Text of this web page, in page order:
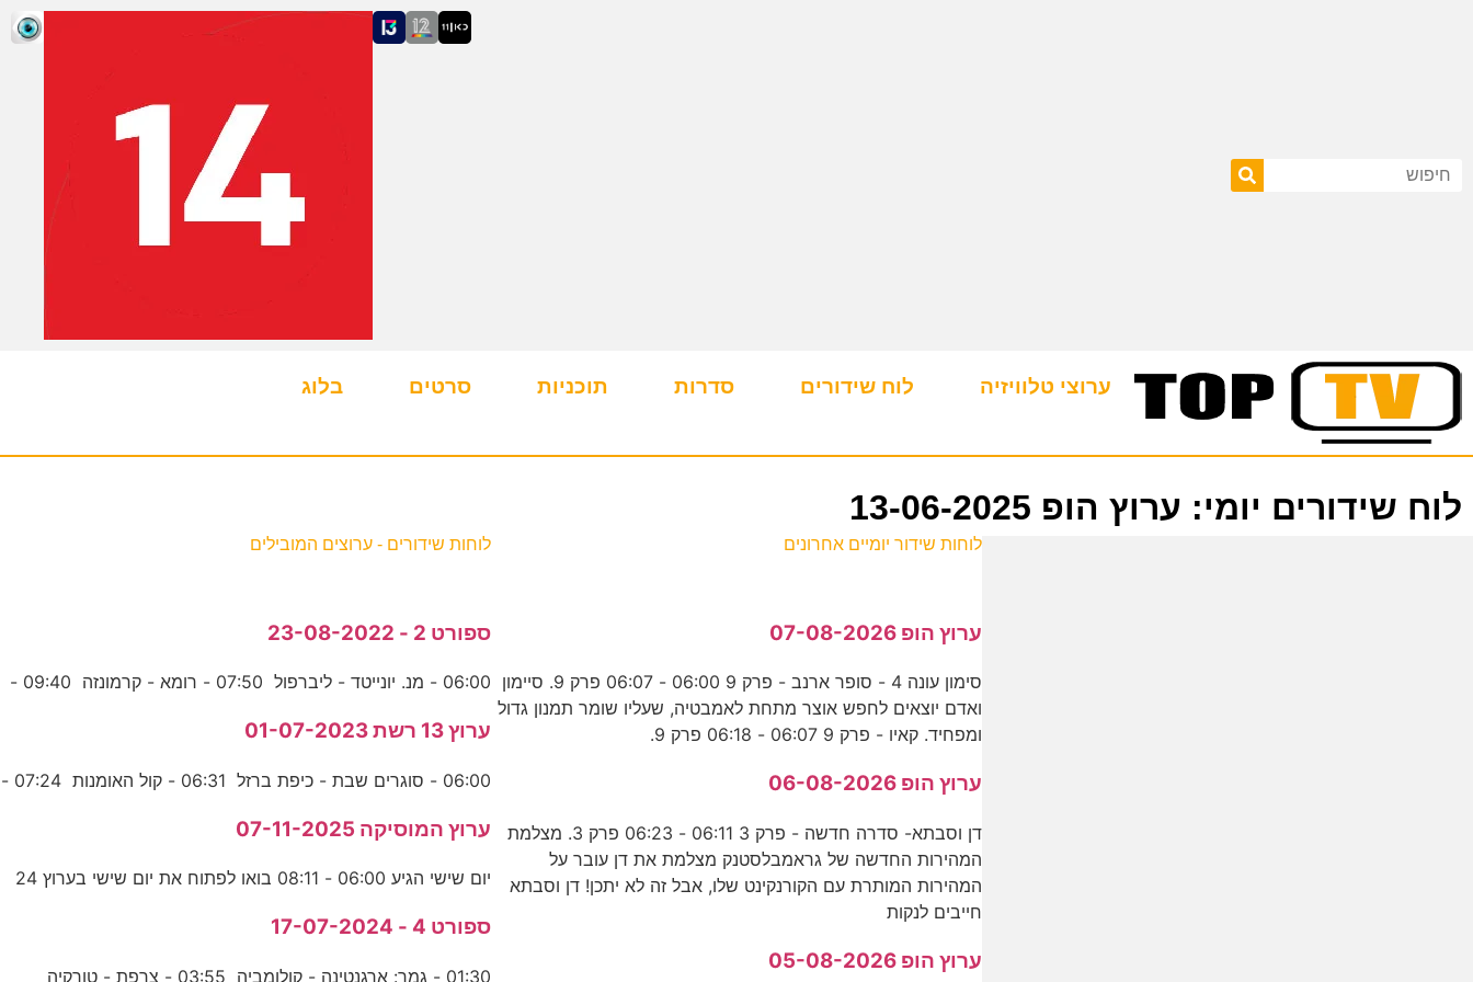
ערוצי טלוויזיה לוח שידורים סדרות תוכניות סרטים בלוג
לוח שידורים יומי: ערוץ הופ 13-06-2025
לוחות שידור יומיים אחרונים
ערוץ הופ 07-08-2026
סימון עונה 4 - סופר ארנב - פרק 9 06:00 - 06:07 פרק 9. סיימון
ואדם יוצאים לחפש אוצר מתחת לאמבטיה, שעליו שומר תמנון גדול
ומפחיד. קאיו - פרק 9 06:07 - 06:18 פרק 9.
ערוץ הופ 06-08-2026
דן וסבתא- סדרה חדשה - פרק 3 06:11 - 06:23 פרק 3. מצלמת
המהירות החדשה של גראמבלסטנק מצלמת את דן עובר על
המהירות המותרת עם הקורנקינט שלו, אבל זה לא יתכן! דן וסבתא
חייבים לנקות
ערוץ הופ 05-08-2026
לוחות שידורים - ערוצים המובילים
ספורט 2 - 23-08-2022
06:00 - מנ. יונייטד - ליברפול 07:50 - רומא - קרמונזה 09:40 -
ערוץ 13 רשת 01-07-2023
06:00 - סוגרים שבת - כיפת ברזל 06:31 - קול האומנות 07:24 -
ערוץ המוסיקה 07-11-2025
יום שישי הגיע 06:00 - 08:11 בואו לפתוח את יום שישי בערוץ 24
ספורט 4 - 17-07-2024
01:30 - גמר: ארגנטינה - קולומביה 03:55 - צרפת - טורקיה